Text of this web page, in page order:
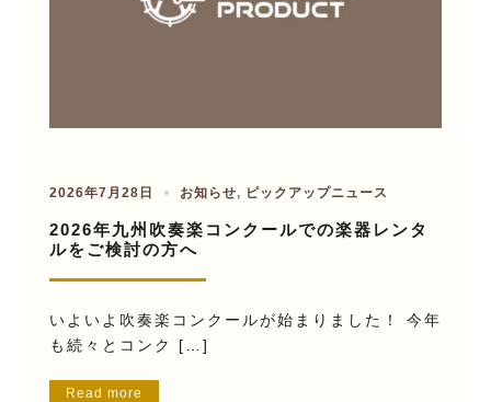
2026年7月28日 お知らせ, ピックアップニュース
2026年九州吹奏楽コンクールでの楽器レンタ
ルをご検討の方へ
いよいよ吹奏楽コンクールが始まりました！ 今年
も続々とコンク […]
Read more